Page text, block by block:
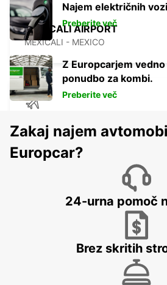
MEXICALI AIRPORT
MEXICALI - MEXICO
CHIHUAHUA - MEXICO
AUSTIN - UNITED STATES OF
Najem električnih
Preberite več
Z Europcarjem
ponudbo za kombi.
Preberite več
Zakaj najem
Europcar?
24-urna pomoč
Brez skritih